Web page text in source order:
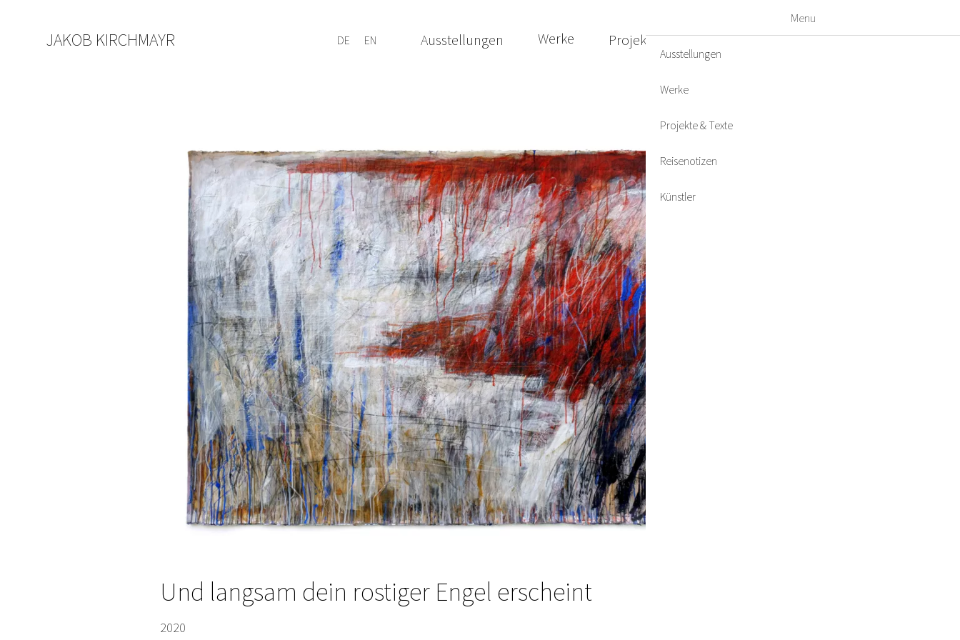
JAKOB KIRCHMAYR DE EN Ausstellungen Werke Projekte & Texte Reisenotizen Künstler
Und langsam dein rostiger Engel erscheint
2020
Menu
Ausstellungen
Werke
Projekte & Texte
Reisenotizen
Künstler